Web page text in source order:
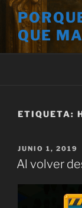
Saltar
contenido
QUE
ETIQUETA:
PUBLICADO
EL
JUNIO 1, 2019
Al volver